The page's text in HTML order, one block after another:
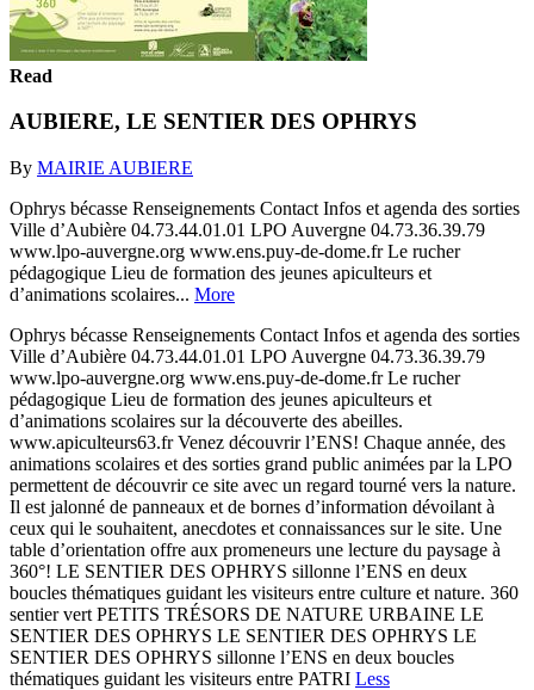
Read
AUBIERE, LE SENTIER DES OPHRYS
By MAIRIE AUBIERE
Ophrys bécasse Renseignements Contact Infos et agenda des sorties
Ville d’Aubière 04.73.44.01.01 LPO Auvergne 04.73.36.39.79
www.lpo-auvergne.org www.ens.puy-de-dome.fr Le rucher
pédagogique Lieu de formation des jeunes apiculteurs et
d’animations scolaires... More
Ophrys bécasse Renseignements Contact Infos et agenda des sorties
Ville d’Aubière 04.73.44.01.01 LPO Auvergne 04.73.36.39.79
www.lpo-auvergne.org www.ens.puy-de-dome.fr Le rucher
pédagogique Lieu de formation des jeunes apiculteurs et
d’animations scolaires sur la découverte des abeilles.
www.apiculteurs63.fr Venez découvrir l’ENS! Chaque année, des
animations scolaires et des sorties grand public animées par la LPO
permettent de découvrir ce site avec un regard tourné vers la nature.
Il est jalonné de panneaux et de bornes d’information dévoilant à
ceux qui le souhaitent, anecdotes et connaissances sur le site. Une
table d’orientation offre aux promeneurs une lecture du paysage à
360°! LE SENTIER DES OPHRYS sillonne l’ENS en deux
boucles thématiques guidant les visiteurs entre culture et nature. 360
sentier vert PETITS TRÉSORS DE NATURE URBAINE LE
SENTIER DES OPHRYS LE SENTIER DES OPHRYS LE
SENTIER DES OPHRYS sillonne l’ENS en deux boucles
thématiques guidant les visiteurs entre PATRI Less